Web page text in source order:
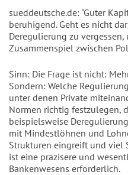
sueddeutsche.de: "Guter
beruhigend. Geht es nicht
Deregulierung zu
Zusammenspiel zwischen
Sinn: Die Frage ist nicht:
Sondern: Welche
unter denen Private
Normen richtig festzulegen,
beispielsweise
mit Mindestlöhnen und
Strukturen eingreift und viel
ist eine präzisere und
Bankenwesens erforderlich.